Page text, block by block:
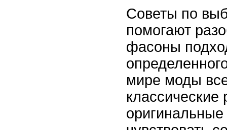
Советы по
помогают
фасоны
мире моды